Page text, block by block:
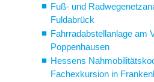
Fuß- und
Fuldabrück
Fahrradabstellanlage am
Poppenhausen
Hessens
Fachexkursion in